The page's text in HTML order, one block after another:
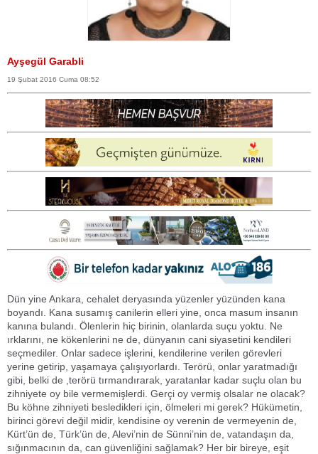
Ayşegül Garabli
19 Şubat 2016 Cuma 08:52
Dün yine Ankara, cehalet deryasında yüzenler yüzünden kana
boyandı. Kana susamış canilerin elleri yine, onca masum insanın
kanına bulandı. Ölenlerin hiç birinin, olanlarda suçu yoktu. Ne
ırklarını, ne kökenlerini ne de, dünyanın cani siyasetini kendileri
seçmediler. Onlar sadece işlerini, kendilerine verilen görevleri
yerine getirip, yaşamaya çalışıyorlardı. Terörü, onlar yaratmadığı
gibi, belki de ,terörü tırmandırarak, yaratanlar kadar suçlu olan bu
zihniyete oy bile vermemişlerdi. Gerçi oy vermiş olsalar ne olacak?
Bu köhne zihniyeti besledikleri için, ölmeleri mi gerek? Hükümetin,
birinci görevi değil midir, kendisine oy verenin de vermeyenin de,
Kürt’ün de, Türk’ün de, Alevi’nin de Sünni’nin de, vatandaşın da,
sığınmacının da, can güvenliğini sağlamak? Her bir bireye, eşit